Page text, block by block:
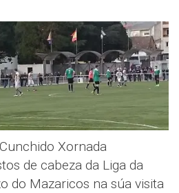
Xornada
de cabeza da Liga da
do Mazaricos na súa visita